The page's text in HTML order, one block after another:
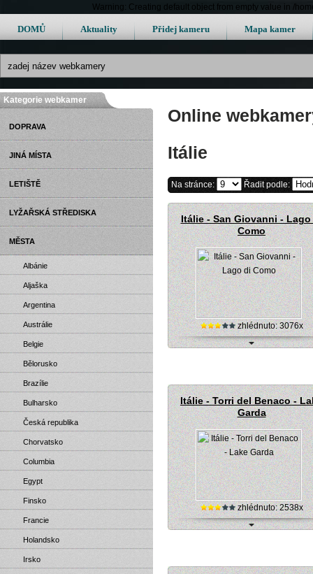
Warning: Creating default object from empty value in /
DOMŮ Aktuality Přidej kameru Mapa kamer
Online
Itálie
Na stránce: Řadit podle:
Itálie - San Giovanni - Lago
Como
zhlédnuto: 3076x
Itálie - Torri del Benaco -
Garda
zhlédnuto: 2538x
Kategorie webkamer
DOPRAVA
JINÁ MÍSTA
LETIŠTĚ
LYŽAŘSKÁ STŘEDISKA
MĚSTA
Albánie
Aljaška
Argentina
Austrálie
Belgie
Bělorusko
Brazílie
Bulharsko
Česká republika
Chorvatsko
Columbia
Egypt
Finsko
Francie
Holandsko
Irsko